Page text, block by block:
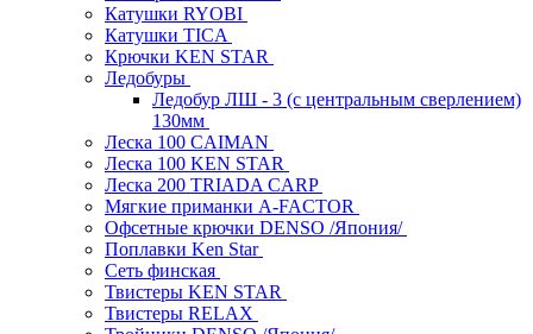
Катушки RYOBI
Катушки TICA
Крючки KEN STAR
Ледобуры
Ледобур ЛШ - 3 (с центральным сверлением)
130мм
Леска 100 CAIMAN
Леска 100 KEN STAR
Леска 200 TRIADA CARP
Мягкие приманки A-FACTOR
Офсетные крючки DENSO /Япония/
Поплавки Ken Star
Сеть финская
Твистеры KEN STAR
Твистеры RELAX